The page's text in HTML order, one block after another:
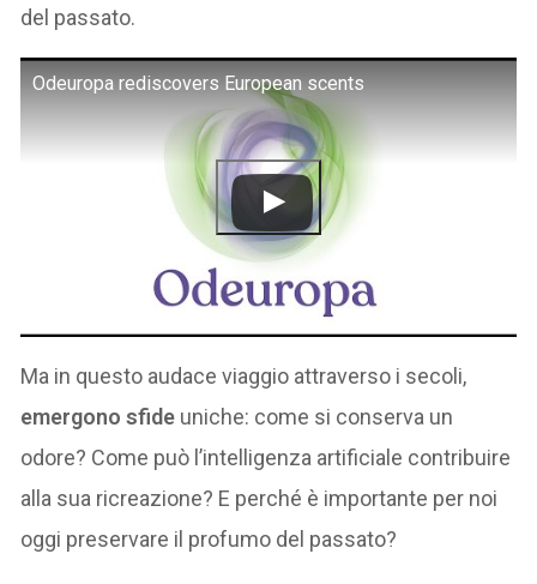
del passato.
Odeuropa rediscovers European scents
Ma in questo audace viaggio attraverso i secoli,
emergono sfide uniche: come si conserva un
odore? Come può l’intelligenza artificiale contribuire
alla sua ricreazione? E perché è importante per noi
oggi preservare il profumo del passato?